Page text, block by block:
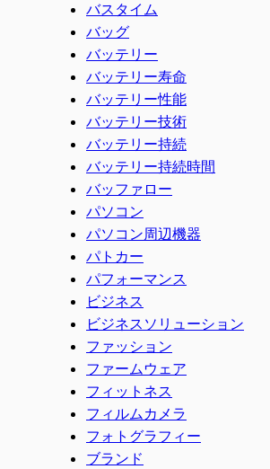
バスタイム
バッグ
バッテリー
バッテリー寿命
バッテリー性能
バッテリー技術
バッテリー持続
バッテリー持続時間
バッファロー
パソコン
パソコン周辺機器
パトカー
パフォーマンス
ビジネス
ビジネスソリューション
ファッション
ファームウェア
フィットネス
フィルムカメラ
フォトグラフィー
ブランド